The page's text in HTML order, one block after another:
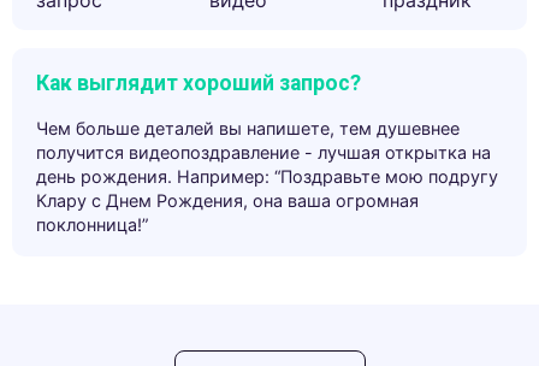
Как выглядит хороший запрос?
Чем больше деталей вы напишете, тем душевнее
получится видеопоздравление - лучшая открытка на
день рождения. Например: “Поздравьте мою подругу
Клару с Днем Рождения, она ваша огромная
поклонница!”